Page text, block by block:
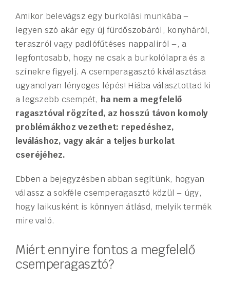
Amikor belevágsz egy burkolási munkába –
legyen szó akár egy új fürdőszobáról, konyháról,
teraszról vagy padlófűtéses nappaliról –, a
legfontosabb, hogy ne csak a burkolólapra és a
színekre figyelj. A csemperagasztó kiválasztása
ugyanolyan lényeges lépés! Hiába választottad ki
a legszebb csempét, ha nem a megfelelő
ragasztóval rögzíted, az hosszú távon komoly
problémákhoz vezethet: repedéshez,
leváláshoz, vagy akár a teljes burkolat
cseréjéhez.
Ebben a bejegyzésben abban segítünk, hogyan
válassz a sokféle csemperagasztó közül – úgy,
hogy laikusként is könnyen átlásd, melyik termék
mire való.
Miért ennyire fontos a megfelelő
csemperagasztó?